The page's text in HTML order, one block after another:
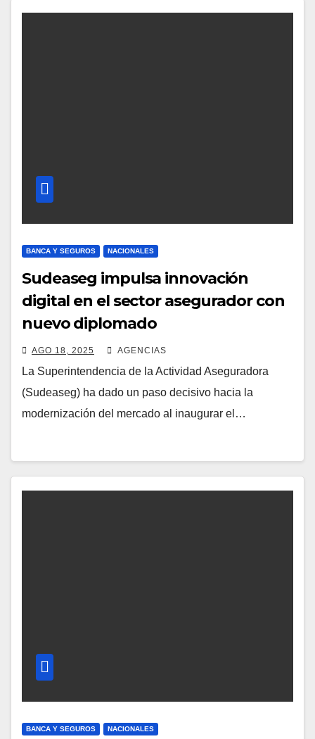
BANCA Y SEGUROS NACIONALES
Sudeaseg impulsa innovación
digital en el sector asegurador con
nuevo diplomado
AGO 18, 2025 AGENCIAS
La Superintendencia de la Actividad Aseguradora
(Sudeaseg) ha dado un paso decisivo hacia la
modernización del mercado al inaugurar el…
BANCA Y SEGUROS NACIONALES